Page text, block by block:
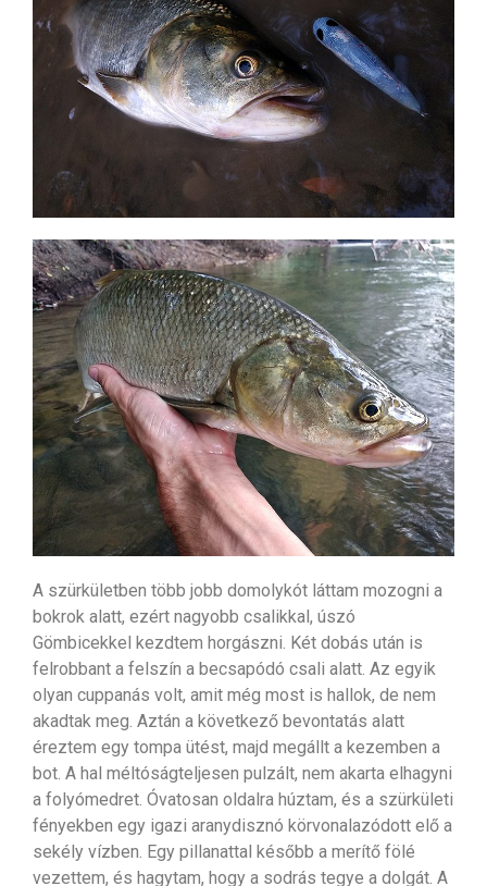
A szürkületben több jobb domolykót láttam mozogni a
bokrok alatt, ezért nagyobb csalikkal, úszó
Gömbicekkel kezdtem horgászni. Két dobás után is
felrobbant a felszín a becsapódó csali alatt. Az egyik
olyan cuppanás volt, amit még most is hallok, de nem
akadtak meg. Aztán a következő bevontatás alatt
éreztem egy tompa ütést, majd megállt a kezemben a
bot. A hal méltóságteljesen pulzált, nem akarta elhagyni
a folyómedret. Óvatosan oldalra húztam, és a szürkületi
fényekben egy igazi aranydisznó körvonalazódott elő a
sekély vízben. Egy pillanattal később a merítő fölé
vezettem, és hagytam, hogy a sodrás tegye a dolgát. A